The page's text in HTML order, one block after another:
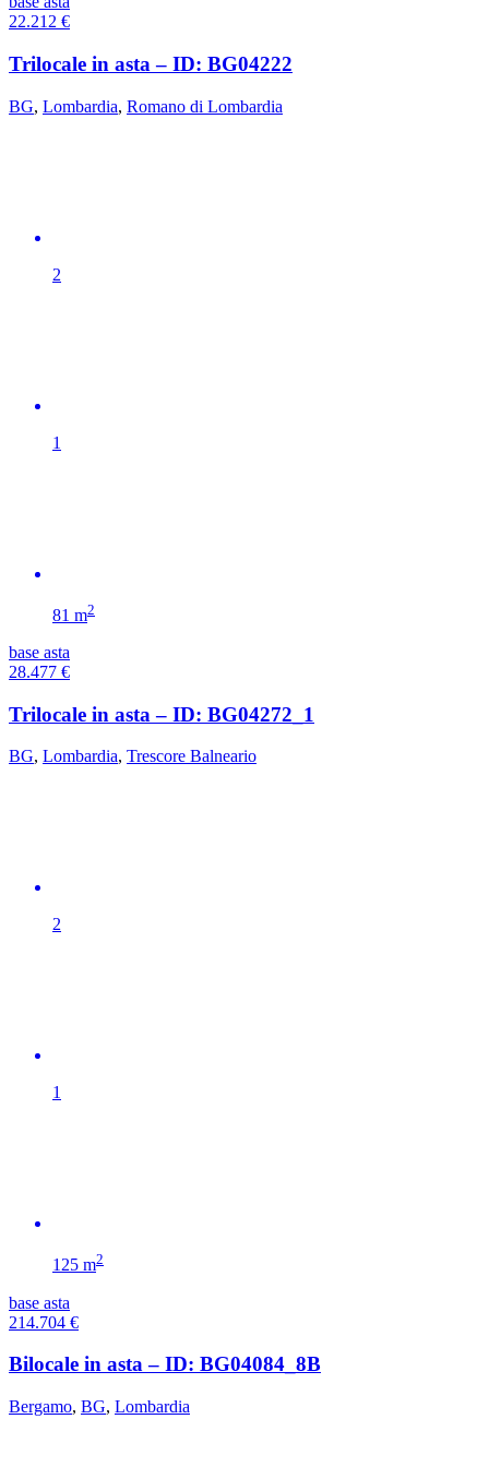
22.212 €
Trilocale in asta – ID: BG04222
BG, Lombardia, Romano di Lombardia
2
1
81 m2
base asta
28.477 €
Trilocale in asta – ID: BG04272_1
BG, Lombardia, Trescore Balneario
2
1
125 m2
base asta
214.704 €
Bilocale in asta – ID: BG04084_8B
Bergamo, BG, Lombardia